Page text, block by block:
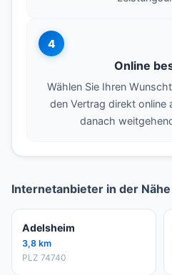
4
Online
Wählen Sie Ihren
den Vertrag direkt online
danach
Internetanbieter in der
Adelsheim
3,8 km
PLZ 74740